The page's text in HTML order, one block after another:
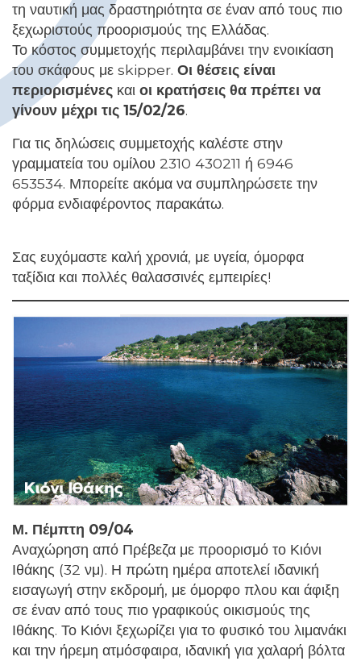
τη ναυτική μας δραστηριότητα σε έναν από τους πιο
ξεχωριστούς προορισμούς της Ελλάδας.
Το κόστος συμμετοχής περιλαμβάνει την ενοικίαση
του σκάφους με skipper. Οι θέσεις είναι
περιορισμένες και οι κρατήσεις θα πρέπει να
γίνουν μέχρι τις 15/02/26.
Για τις δηλώσεις συμμετοχής καλέστε στην
γραμματεία του ομίλου 2310 430211 ή 6946
653534. Μπορείτε ακόμα να συμπληρώσετε την
φόρμα ενδιαφέροντος παρακάτω.
Σας ευχόμαστε καλή χρονιά, με υγεία, όμορφα
ταξίδια και πολλές θαλασσινές εμπειρίες!
Μ. Πέμπτη 09/04
Αναχώρηση από Πρέβεζα με προορισμό το Κιόνι
Ιθάκης (32 νμ). Η πρώτη ημέρα αποτελεί ιδανική
εισαγωγή στην εκδρομή, με όμορφο πλου και άφιξη
σε έναν από τους πιο γραφικούς οικισμούς της
Ιθάκης. Το Κιόνι ξεχωρίζει για το φυσικό του λιμανάκι
και την ήρεμη ατμόσφαιρα, ιδανική για χαλαρή βόλτα